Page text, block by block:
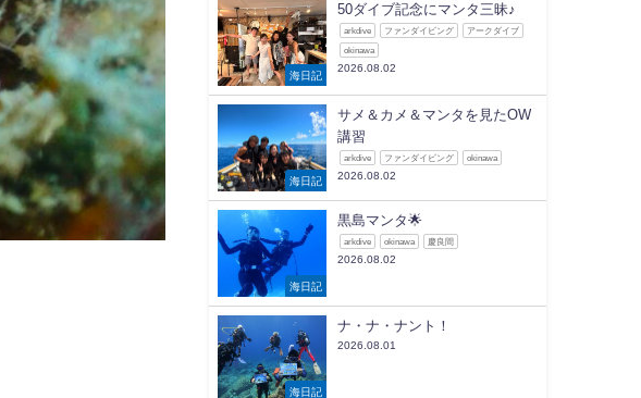
海日記
50ダイブ記念にマンタ三昧♪
arkdive ファンダイビング アークダイブ
okinawa
2026.08.02
海日記
サメ＆カメ＆マンタを見たOW
講習
arkdive ファンダイビング okinawa
2026.08.02
海日記
黒島マンタ🌟
arkdive okinawa 慶良間
2026.08.02
海日記
ナ・ナ・ナント！
2026.08.01